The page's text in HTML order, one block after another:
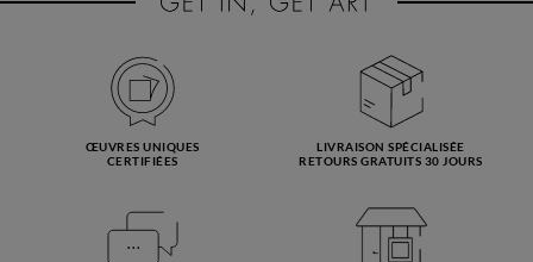
ŒUVRES UNIQUES
CERTIFIÉES
LIVRAISON SPÉCIALISÉE
RETOURS GRATUITS 30 JOURS